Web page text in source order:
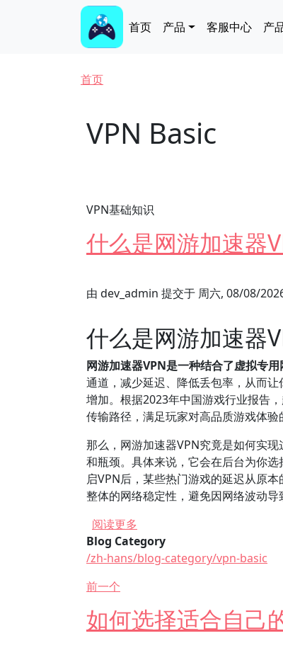
Main navigation
首页 产品 客服中心 产
面包屑
首页
VPN Basic
VPN基础知识
什么是网游加速器
由 dev_admin 提交于 周六, 08/08/
什么是网游加速器
网游加速器VPN是一种结合了虚拟专
通道，减少延迟、降低丢包率，从而
增加。根据2023年中国游戏行业报告
传输路径，满足玩家对高品质游戏体验
那么，网游加速器VPN究竟是如何实
和瓶颈。具体来说，它会在后台为你
启VPN后，某些热门游戏的延迟从原
整体的网络稳定性，避免因网络波动导
阅读更多
Blog Category
/zh-hans/blog-category/vpn-basic
前一个
如何选择适合自己